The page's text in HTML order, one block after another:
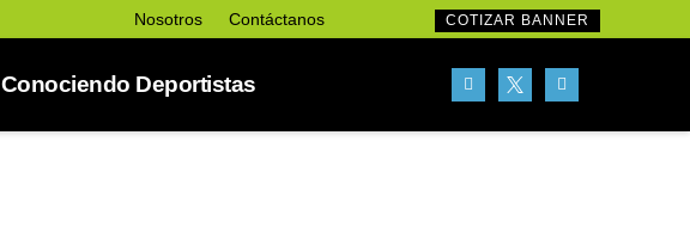
Nosotros Contáctanos COTIZAR BANNER
Conociendo Deportistas